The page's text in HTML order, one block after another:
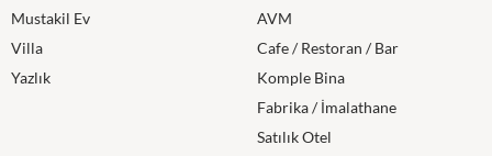
Mustakil Ev
Villa
Yazlık
AVM
Cafe / Restoran / Bar
Komple Bina
Fabrika / İmalathane
Satılık Otel